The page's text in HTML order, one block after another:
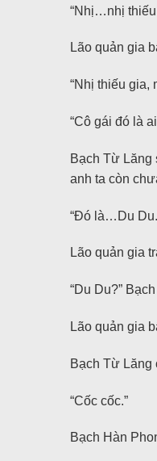
“Nhị…nhị thiếu
Lão quản gia
“Nhị thiếu gia,
“Cô gái đó là
Bạch Từ Lăng
anh ta còn
“Đó là…Du
Lão quản gia
“Du Du?”
Lão quản gia
Bạch Từ Lăng
“Cốc cốc.”
Bạch Hàn